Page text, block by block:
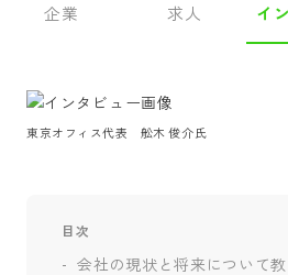
企業 求人 イ
東京オフィス代表　舩木 俊介氏
目次
会社の現状と将来について